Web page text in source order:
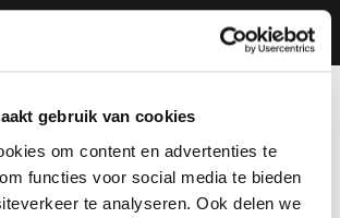
gebruik van cookies
om content en advertenties te
functies voor social media te bieden
te analyseren. Ook delen we